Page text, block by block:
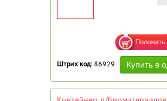
Штрих код: 86929